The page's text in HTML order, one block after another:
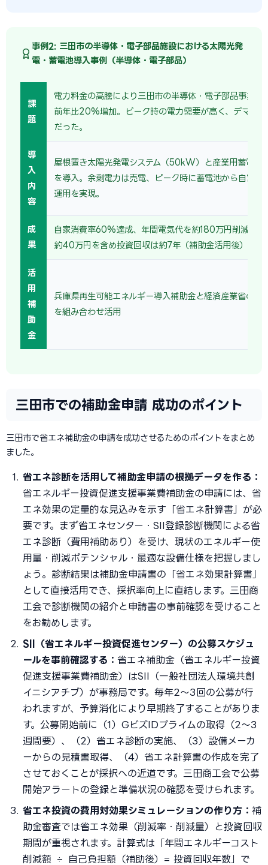
事例2: 三田市の半導体・電子部品施設における太陽光発
電・蓄電池導入事例（半導体・電子部品）
課
題
電力料金の高騰により三田市の半導体・電子部品事業者
前年比20%増加。ピーク時の電力需要が高く、デマン
だった。
導
入
内
容
屋根置き太陽光発電システム（50kW）と産業用蓄電
を導入。余剰電力は売電、ピーク時に蓄電池から自家消
運用を実現。
成
果
自家消費率60%達成、年間電気代を約180万円削減。売
約40万円を含め投資回収は約7年（補助金活用後）。
活
用
補
助
金
兵庫県再生可能エネルギー導入補助金と経済産業省の省
を組み合わせ活用
三田市での補助金申請 成功のポイント
三田市で省エネ補助金の申請を成功させるためのポイントをまとめ
ました。
省エネ診断を活用して補助金申請の根拠データを作る：
省エネルギー投資促進支援事業費補助金の申請には、省
エネ効果の定量的な見込みを示す「省エネ計算書」が必
要です。まず省エネセンター・SII登録診断機関による省
エネ診断（費用補助あり）を受け、現状のエネルギー使
用量・削減ポテンシャル・最適な設備仕様を把握しまし
ょう。診断結果は補助金申請書の「省エネ効果計算書」
として直接活用でき、採択率向上に直結します。三田商
工会で診断機関の紹介と申請書の事前確認を受けること
をお勧めします。
SII（省エネルギー投資促進センター）の公募スケジュ
ールを事前確認する： 省エネ補助金（省エネルギー投資
促進支援事業費補助金）はSII（一般社団法人環境共創
イニシアチブ）が事務局です。毎年2〜3回の公募が行
われますが、予算消化により早期終了することがありま
す。公募開始前に（1）GビズIDプライムの取得（2〜3
週間要）、（2）省エネ診断の実施、（3）設備メーカ
ーからの見積書取得、（4）省エネ計算書の作成を完了
させておくことが採択への近道です。三田商工会で公募
開始アラートの登録と準備状況の確認を受けられます。
省エネ投資の費用対効果シミュレーションの作り方： 補
助金審査では省エネ効果（削減率・削減量）と投資回収
期間が重視されます。計算式は「年間エネルギーコスト
削減額 ÷ 自己負担額（補助後）= 投資回収年数」で